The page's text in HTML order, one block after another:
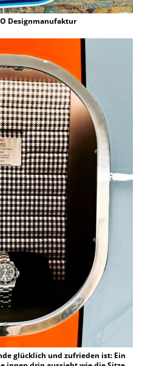
Designmanufaktur
glücklich und zufrieden ist: Ein